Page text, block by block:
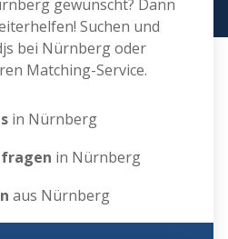
gewünscht? Dann
Suchen und
bei Nürnberg oder
Matching-Service.
in Nürnberg
in Nürnberg
aus Nürnberg